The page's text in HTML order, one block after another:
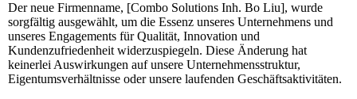
Der neue Firmenname, [Combo Solutions Inh. Bo Liu], wurde
sorgfältig ausgewählt, um die Essenz unseres Unternehmens und
unseres Engagements für Qualität, Innovation und
Kundenzufriedenheit widerzuspiegeln. Diese Änderung hat
keinerlei Auswirkungen auf unsere Unternehmensstruktur,
Eigentumsverhältnisse oder unsere laufenden Geschäftsaktivitäten.